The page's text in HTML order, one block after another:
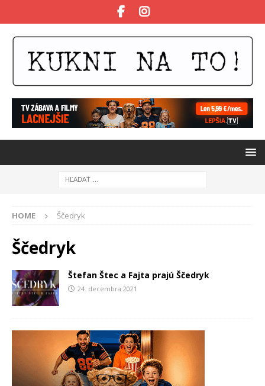
HOME Ščedryk
Ščedryk
Štefan Štec a Fajta prajú Ščedryk
24. decembra 2021